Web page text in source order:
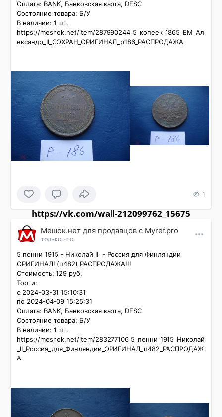
Оплата: BANK, Банковская карта, DESC
Состояние товара: Б/У
В наличии: 1 шт.
https://meshok.net/item/287990244_5_копеек_1865_ЕМ_Ал
ександр_II_СОХРАН_ОРИГИНАЛ_р186_РАСПРОДАЖА
1
https://vk.com/wall-212099762_15675
Мешок.нет для продавцов c Myref.pro
только что
5 пенни 1915 - Николай II  - Россия для Финляндии
ОРИГИНАЛ! (п482) РАСПРОДАЖА!!!
Стоимость: 129 руб.
Торги:
с 2024-03-31 15:10:31
по 2024-04-09 15:25:31
Оплата: BANK, Банковская карта, DESC
Состояние товара: Б/У
В наличии: 1 шт.
https://meshok.net/item/283277106_5_пенни_1915_Николай
_II_Россия_для_Финляндии_ОРИГИНАЛ_п482_РАСПРОДАЖ
А